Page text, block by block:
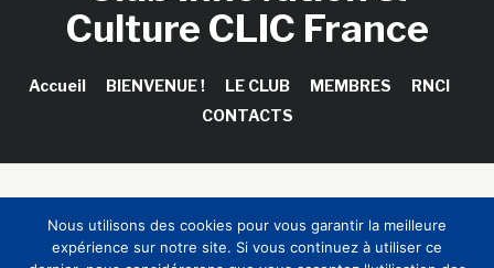
Culture CLIC France
Accueil BIENVENUE ! LE CLUB MEMBRES
RNCI
CONTACTS
Sinapses Conseils
Nous utilisons des cookies pour vous garantir la meilleure
expérience sur notre site. Si vous continuez à utiliser ce